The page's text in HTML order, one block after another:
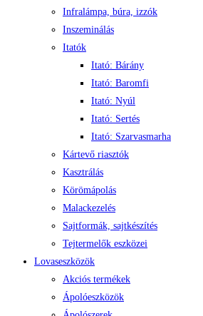
Infralámpa, búra, izzók
Inszeminálás
Itatók
Itató: Bárány
Itató: Baromfi
Itató: Nyúl
Itató: Sertés
Itató: Szarvasmarha
Kártevő riasztók
Kasztrálás
Körömápolás
Malackezelés
Sajtformák, sajtkészítés
Tejtermelők eszközei
Lovaseszközök
Akciós termékek
Ápolóeszközök